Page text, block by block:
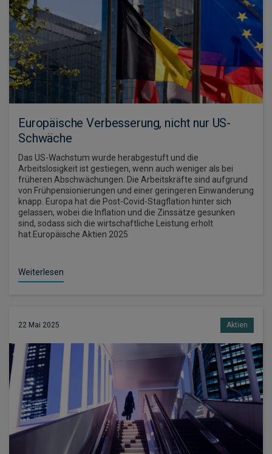
Europäische Verbesserung, nicht nur US-
Schwäche
Das US-Wachstum wurde herabgestuft und die
Arbeitslosigkeit ist gestiegen, wenn auch weniger als bei
früheren Abschwächungen. Die Arbeitskräfte sind aufgrund
von Frühpensionierungen und einer geringeren Einwanderung
knapp. Europa hat die Post-Covid-Stagflation hinter sich
gelassen, wobei die Inflation und die Zinssätze gesunken
sind, sodass sich die wirtschaftliche Leistung erholt
hat.Europäische Aktien 2025
Weiterlesen
22 Mai 2025 Aktien